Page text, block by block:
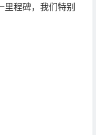
里程碑，我们特别